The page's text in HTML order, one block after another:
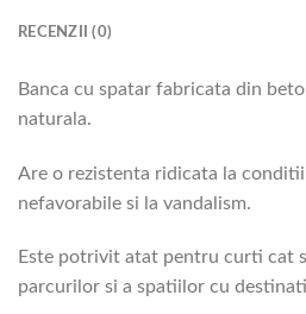
RECENZII (0)
Banca cu spatar fabricata din
naturala.
Are o rezistenta ridicata la
nefavorabile si la vandalism.
Este potrivit atat pentru curti cat
parcurilor si a spatiilor cu